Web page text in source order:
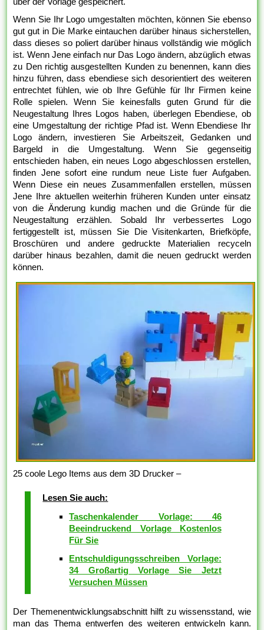
Wenn Sie Ihr Logo umgestalten möchten, können Sie ebenso
gut gut in Die Marke eintauchen darüber hinaus sicherstellen,
dass dieses so poliert darüber hinaus vollständig wie möglich
ist. Wenn Jene einfach nur Das Logo ändern, abzüglich etwas
zu Den richtig ausgestellten Kunden zu benennen, kann dies
hinzu führen, dass ebendiese sich desorientiert des weiteren
entrechtet fühlen, wie ob Ihre Gefühle für Ihr Firmen keine
Rolle spielen. Wenn Sie keinesfalls guten Grund für die
Neugestaltung Ihres Logos haben, überlegen Ebendiese, ob
eine Umgestaltung der richtige Pfad ist. Wenn Ebendiese Ihr
Logo ändern, investieren Sie Arbeitszeit, Gedanken und
Bargeld in die Umgestaltung. Wenn Sie gegenseitig
entschieden haben, ein neues Logo abgeschlossen erstellen,
finden Jene sofort eine rundum neue Liste fuer Aufgaben.
Wenn Diese ein neues Zusammenfallen erstellen, müssen
Jene Ihre aktuellen weiterhin früheren Kunden unter einsatz
von die Änderung kundig machen und die Gründe für die
Neugestaltung erzählen. Sobald Ihr verbessertes Logo
fertiggestellt ist, müssen Sie Die Visitenkarten, Briefköpfe,
Broschüren und andere gedruckte Materialien recyceln
darüber hinaus bezahlen, damit die neuen gedruckt werden
können.
25 coole Lego Items aus dem 3D Drucker –
Lesen Sie auch:
Taschenkalender Vorlage: 46
Beeindruckend Vorlage Kostenlos
Für Sie
Entschuldigungsschreiben Vorlage:
34 Großartig Vorlage Sie Jetzt
Versuchen Müssen
Der Themenentwicklungsabschnitt hilft zu wissensstand, wie
man das Thema entwerfen des weiteren entwickeln kann.